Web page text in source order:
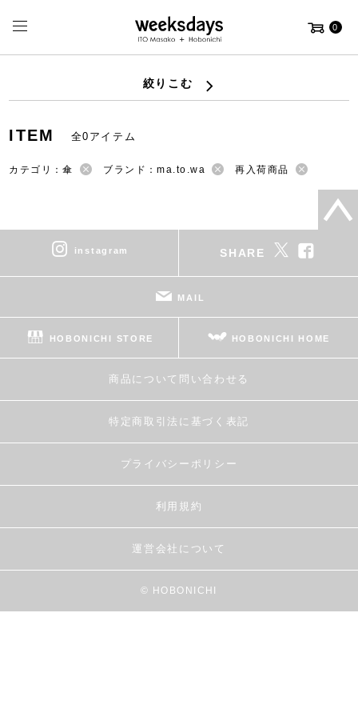
0
絞りこむ
ITEM 全0アイテム
カテゴリ：傘 ブランド：ma.to.wa 再入荷商品
instagram SHARE
MAIL
HOBONICHI STORE HOBONICHI HOME
商品について問い合わせる
特定商取引法に基づく表記
プライバシーポリシー
利用規約
運営会社について
© HOBONICHI